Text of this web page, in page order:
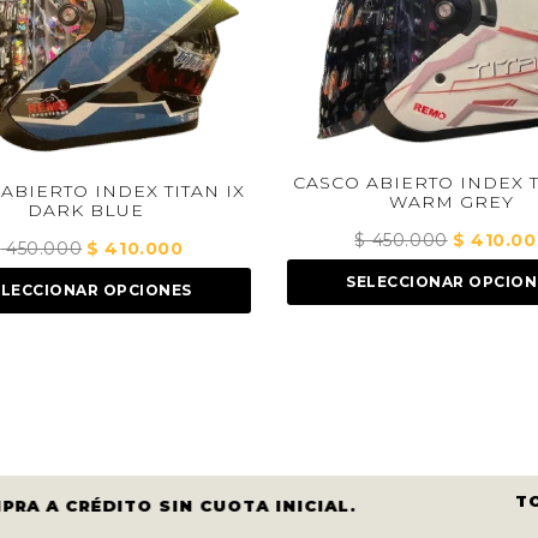
CASCO ABIERTO INDEX TITAN IX
WARM GREY
$450.000 El
precio
original
era:
$410.000
precio
SELECCIONAR OPCIONES
CASCO
AMBAR
$450.000 El
$
SELECCIONAR
A CRÉDITO SIN CUOTA INICIAL.